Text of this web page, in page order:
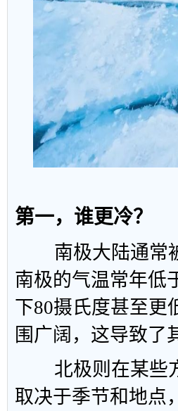
第一，谁更冷？
南极大陆通常被
南极的气温常年低
下80摄氏度甚至更
围广阔，这导致了
北极则在某些方
取决于季节和地点